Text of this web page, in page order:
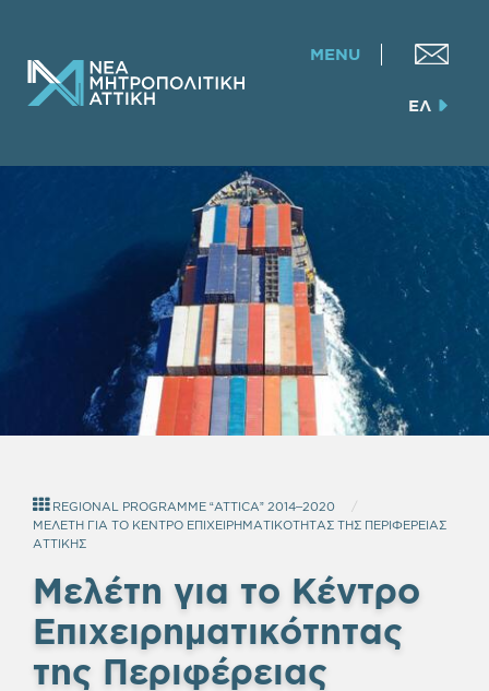
MENU
ΕΛ
REGIONAL PROGRAMME “ATTICA” 2014–2020
ΜΕΛΕΤΗ ΓΙΑ ΤΟ ΚΕΝΤΡΟ ΕΠΙΧΕΙΡΗΜΑΤΙΚΟΤΗΤΑΣ ΤΗΣ ΠΕΡΙΦΕΡΕΙΑΣ
ΑΤΤΙΚΗΣ
Μελέτη για το Κέντρο
Επιχειρηματικότητας
της Περιφέρειας